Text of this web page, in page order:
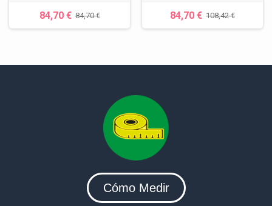
84,70 € 84,70 € 84,70 € 108,42 €
Cómo Medir